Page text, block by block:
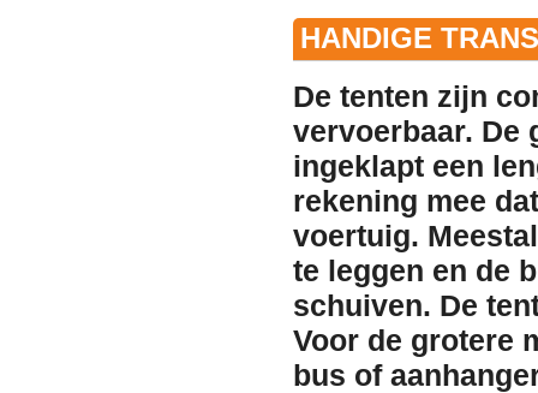
HANDIGE
De tenten zijn
vervoerbaar. De
ingeklapt een
rekening mee
voertuig.
te leggen en de
schuiven. De
Voor de grotere
bus of